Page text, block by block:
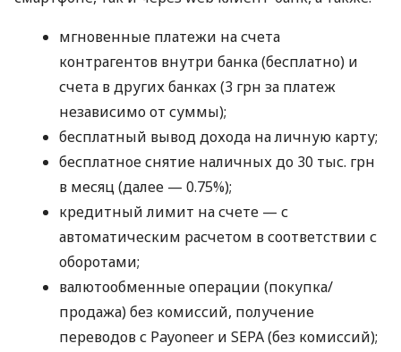
мгновенные платежи на счета
контрагентов внутри банка (бесплатно) и
счета в других банках (3 грн за платеж
независимо от суммы);
бесплатный вывод дохода на личную карту;
бесплатное снятие наличных до 30 тыс. грн
в месяц (далее — 0.75%);
кредитный лимит на счете — с
автоматическим расчетом в соответствии с
оборотами;
валютообменные операции (покупка/
продажа) без комиссий, получение
переводов с Payoneer и SEPA (без комиссий);